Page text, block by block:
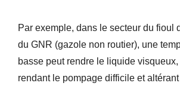
Par exemple, dans le secteur du fioul
du GNR (gazole non routier), une
basse peut rendre le liquide
rendant le pompage difficile et